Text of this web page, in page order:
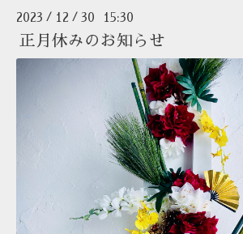
2023 / 12 / 30 15:30
正月休みのお知らせ